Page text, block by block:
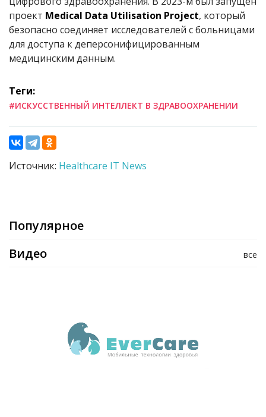
проект Medical Data Utilisation Project, который
безопасно соединяет исследователей с больницами
для доступа к деперсонифицированным
медицинским данным.
Теги:
#ИСКУССТВЕННЫЙ ИНТЕЛЛЕКТ В ЗДРАВООХРАНЕНИИ
Источник: Healthcare IT News
Популярное
все
Видео